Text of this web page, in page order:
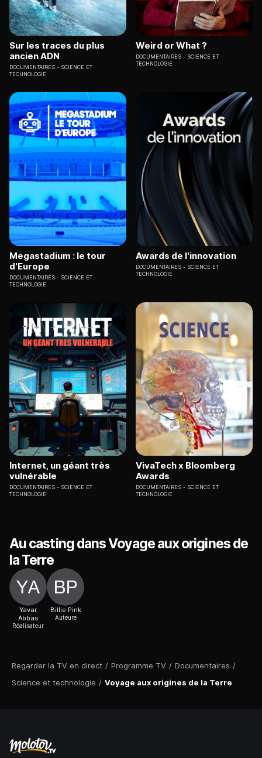
Regarder la TV en direct / Programme TV / Documentaires /
Science et technologie / Voyage aux origines de la Terre
Sur les traces du plus
ancien ADN
DOCUMENTAIRES
SCIENCE ET
TECHNOLOGIE
Weird or What ?
DOCUMENTAIRES
SCIENCE ET
TECHNOLOGIE
Megastadium : le tour
d'Europe
DOCUMENTAIRES
SCIENCE ET
TECHNOLOGIE
Awards de l'innovation
DOCUMENTAIRES
SCIENCE ET
TECHNOLOGIE
Internet, un géant très
vulnérable
DOCUMENTAIRES
SCIENCE ET
TECHNOLOGIE
VivaTech x Bloomberg
Awards
DOCUMENTAIRES
SCIENCE ET
TECHNOLOGIE
Au casting dans Voyage aux origines de
la Terre
Yavar
Abbas
Réalisateur
Billie Pink
Auteure